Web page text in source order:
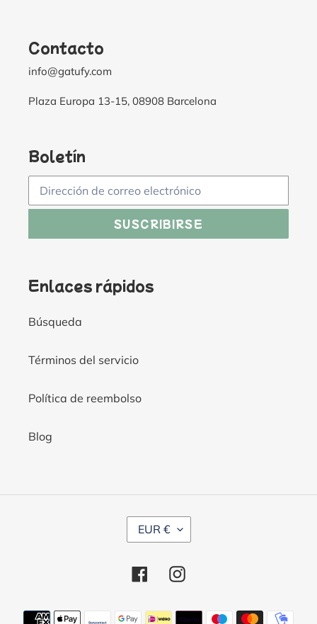
Contacto
info@gatufy.com
Plaza Europa 13-15, 08908 Barcelona
Boletín
SUSCRIBIRSE
Enlaces rápidos
Búsqueda
Términos del servicio
Política de reembolso
Blog
M
O
N
E
A
EUR €
FacebookInstagram
Métodos